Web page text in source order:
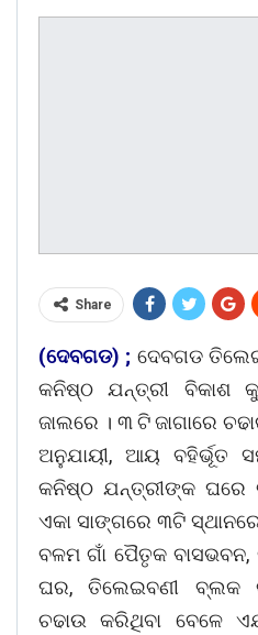
Share
(ଦେବଗଡ) ; ଦେବଗଡ
କନିଷ୍ଠ ଯନ୍ତ୍ରୀ ବିକାଶ
ଜାଲରେ । ୩ ଟି ଜାଗାରେ
ଅନୁଯାୟୀ, ଆୟ ବହିର୍ଭୂତ
କନିଷ୍ଠ ଯନ୍ତ୍ରୀଙ୍କ ଘରେ
ଏକା ସାଙ୍ଗରେ ୩ଟି
ବଳମ ଗାଁ ପୈତୃକ
ଘର, ତିଲେଇବଣୀ ବ୍ଲକ
ଚଢାଉ କରିଥିବା ବେଳେ